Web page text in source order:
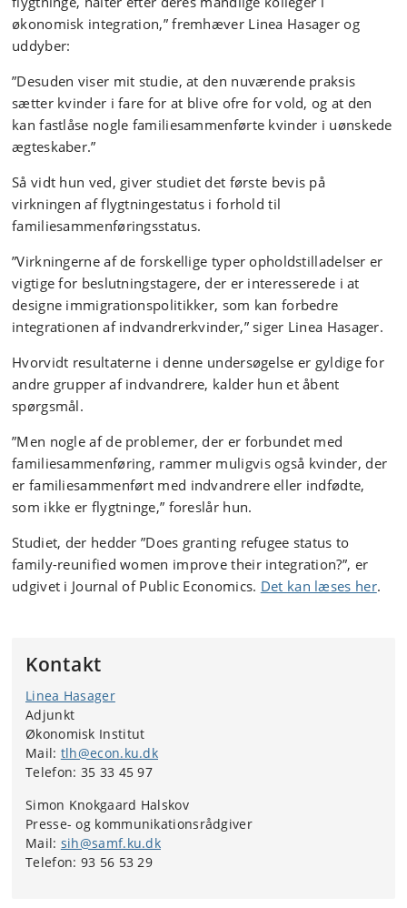
økonomisk integration,” fremhæver Linea Hasager og
uddyber:
”Desuden viser mit studie, at den nuværende praksis
sætter kvinder i fare for at blive ofre for vold, og at den
kan fastlåse nogle familiesammenførte kvinder i uønskede
ægteskaber.”
Så vidt hun ved, giver studiet det første bevis på
virkningen af flygtningestatus i forhold til
familiesammenføringsstatus.
”Virkningerne af de forskellige typer opholdstilladelser er
vigtige for beslutningstagere, der er interesserede i at
designe immigrationspolitikker, som kan forbedre
integrationen af indvandrerkvinder,” siger Linea Hasager.
Hvorvidt resultaterne i denne undersøgelse er gyldige for
andre grupper af indvandrere, kalder hun et åbent
spørgsmål.
”Men nogle af de problemer, der er forbundet med
familiesammenføring, rammer muligvis også kvinder, der
er familiesammenført med indvandrere eller indfødte,
som ikke er flygtninge,” foreslår hun.
Studiet, der hedder ”Does granting refugee status to
family-reunified women improve their integration?”, er
udgivet i Journal of Public Economics. Det kan læses her.
Kontakt
Linea Hasager
Adjunkt
Økonomisk Institut
Mail: tlh@econ.ku.dk
Telefon: 35 33 45 97
Simon Knokgaard Halskov
Presse- og kommunikationsrådgiver
Mail: sih@samf.ku.dk
Telefon: 93 56 53 29